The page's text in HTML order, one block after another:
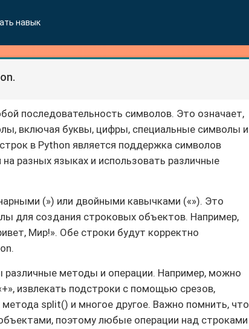
навык
последовательность символов. Это означает,
включая буквы, цифры, специальные символы и
в Python является поддержка символов
разных языках и использовать различные
(») или двойными кавычками («»). Это
для создания строковых объектов. Например,
Мир!». Обе строки будут корректно
методы и операции. Например, можно
извлекать подстроки с помощью срезов,
split() и многое другое. Важно помнить, что
поэтому любые операции над строками